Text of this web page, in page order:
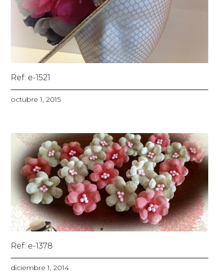
Ref: e-1521
octubre 1, 2015
Ref: e-1378
diciembre 1, 2014